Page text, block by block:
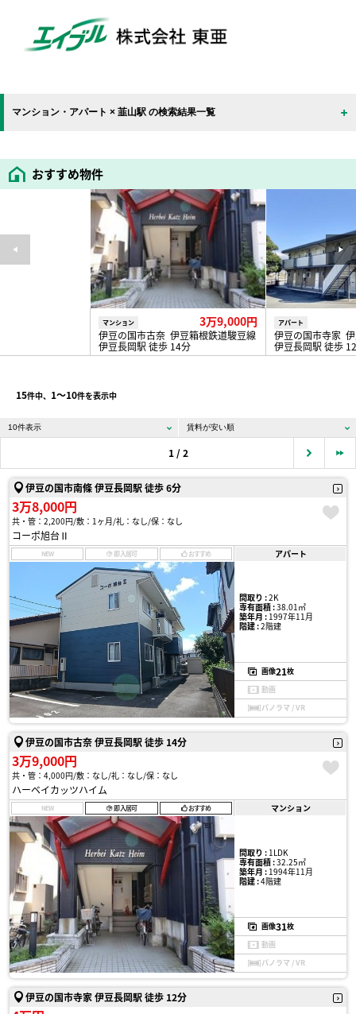
マンション・アパート × 韮山駅 の検索結果一覧
おすすめ物件
マンション 3万9,000円
伊豆の国市古奈 伊豆箱根鉄道駿豆線
伊豆長岡駅 徒歩 14分
アパート
伊豆の国市寺家
伊豆長岡駅 徒歩
15件中、 1〜10件を表示中
1 / 2
伊豆の国市南條 伊豆長岡駅 徒歩 6分
3万8,000円
共・管：2,200円 敷：1ヶ月 礼：なし 保：なし
コーポ旭台Ⅱ
NEW 即入居可 おすすめ アパート
間取り :2K
専有面積 :38.01㎡
築年月 :1997年11月
階建 :2階建
画像21枚
動画
パノラマ / VR
伊豆の国市古奈 伊豆長岡駅 徒歩 14分
3万9,000円
共・管：4,000円 敷：なし 礼：なし 保：なし
ハーベイカッツハイム
NEW 即入居可 おすすめ マンション
間取り :1LDK
専有面積 :32.25㎡
築年月 :1994年11月
階建 :4階建
画像31枚
動画
パノラマ / VR
伊豆の国市寺家 伊豆長岡駅 徒歩 12分